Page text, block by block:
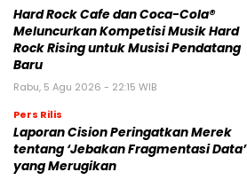
Hard Rock Cafe dan Coca-Cola®
Meluncurkan Kompetisi Musik Hard
Rock Rising untuk Musisi Pendatang
Baru
Rabu, 5 Agu 2026 - 22:15 WIB
Pers Rilis
Laporan Cision Peringatkan Merek
tentang ‘Jebakan Fragmentasi Data’
yang Merugikan